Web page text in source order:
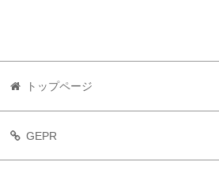
トップページ
GEPR